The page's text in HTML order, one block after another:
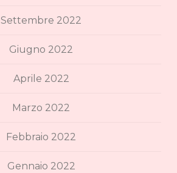
Settembre 2022
Giugno 2022
Aprile 2022
Marzo 2022
Febbraio 2022
Gennaio 2022